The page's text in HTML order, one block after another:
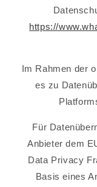
https://
Im Rahmen der
es zu
Für
Anbieter dem
Data Privacy
Basis eines